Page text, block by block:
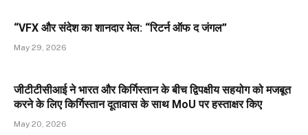
“VFX और संदेश का शानदार मेल: “रिटर्न ऑफ द जंगल”
May 29, 2026
जीटीटीसीआई ने भारत और किर्गिस्तान के बीच द्विपक्षीय सहयोग को मजबूत
करने के लिए किर्गिस्तान दूतावास के साथ MoU पर हस्ताक्षर किए
May 20, 2026